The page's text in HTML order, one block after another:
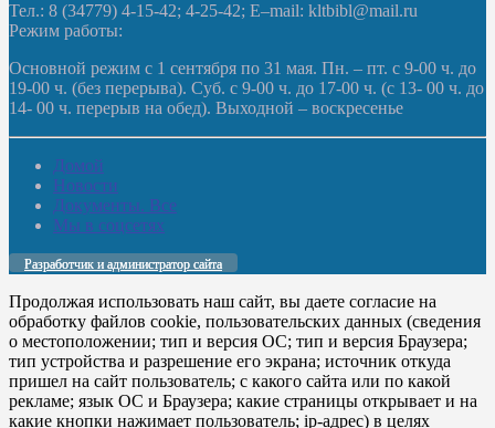
Тел.: 8 (34779) 4-15-42; 4-25-42; E–mail: kltbibl@mail.ru
Режим работы:
Основной режим с 1 сентября по 31 мая. Пн. – пт. с 9-00 ч. до
19-00 ч. (без перерыва). Суб. с 9-00 ч. до 17-00 ч. (с 13- 00 ч. до
14- 00 ч. перерыв на обед). Выходной – воскресенье
Домой
Новости
Документы. Все
Мы в соцсетях
Разработчик и администратор сайта
Продолжая использовать наш сайт, вы даете согласие на
обработку файлов cookie, пользовательских данных (сведения
о местоположении; тип и версия ОС; тип и версия Браузера;
тип устройства и разрешение его экрана; источник откуда
пришел на сайт пользователь; с какого сайта или по какой
рекламе; язык ОС и Браузера; какие страницы открывает и на
какие кнопки нажимает пользователь; ip-адрес) в целях